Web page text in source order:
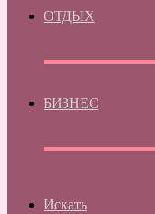
ОТДЫХ
БИЗНЕС
Искать